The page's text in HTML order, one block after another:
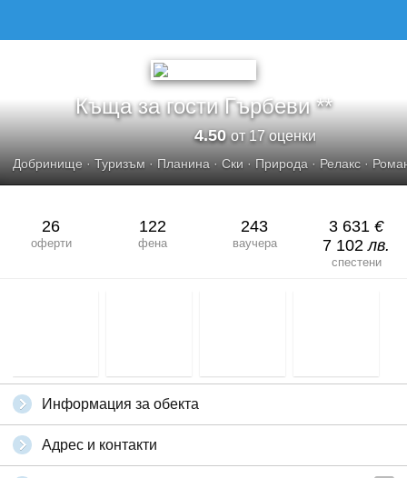
Къща за гости Гърбеви **
4.50от 17 оценки
Добринище · Туризъм · Планина · Ски · Природа · Релакс ·
26
оферти
122
фена
243
ваучера
3 631 €
7 102лв.
спестени
Информация за обекта
Адрес и контакти